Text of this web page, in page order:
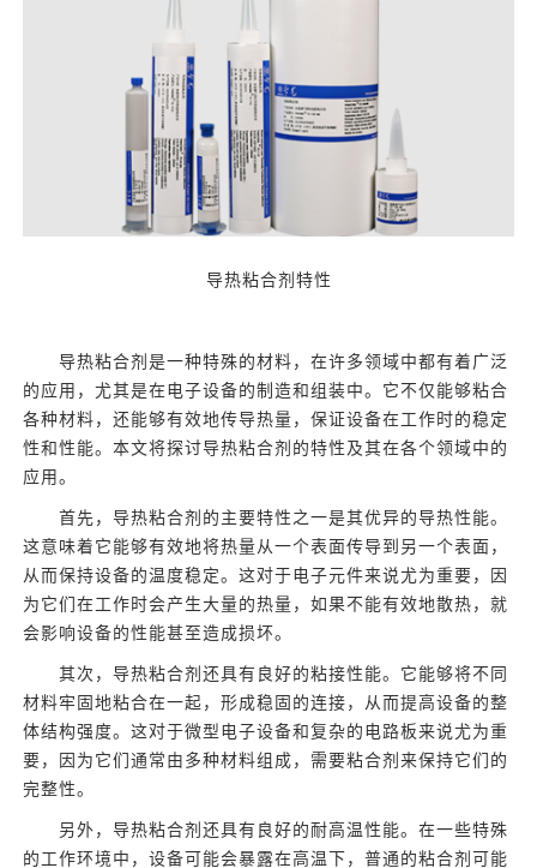
导热粘合剂特性
导热粘合剂是一种特殊的材料，在许多领域中都有着广泛
的应用，尤其是在电子设备的制造和组装中。它不仅能够粘合
各种材料，还能够有效地传导热量，保证设备在工作时的稳定
性和性能。本文将探讨导热粘合剂的特性及其在各个领域中的
应用。
首先，导热粘合剂的主要特性之一是其优异的导热性能。
这意味着它能够有效地将热量从一个表面传导到另一个表面，
从而保持设备的温度稳定。这对于电子元件来说尤为重要，因
为它们在工作时会产生大量的热量，如果不能有效地散热，就
会影响设备的性能甚至造成损坏。
其次，导热粘合剂还具有良好的粘接性能。它能够将不同
材料牢固地粘合在一起，形成稳固的连接，从而提高设备的整
体结构强度。这对于微型电子设备和复杂的电路板来说尤为重
要，因为它们通常由多种材料组成，需要粘合剂来保持它们的
完整性。
另外，导热粘合剂还具有良好的耐高温性能。在一些特殊
的工作环境中，设备可能会暴露在高温下，普通的粘合剂可能